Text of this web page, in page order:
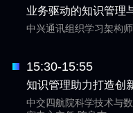
业务驱动的知识管理
中兴通讯组织学习架构
15:30-15:55
知识管理助力打造创
中交四航院科学技术与